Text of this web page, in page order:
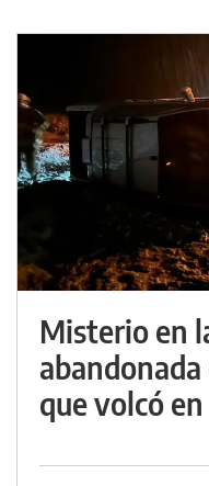
Misterio en
que volcó